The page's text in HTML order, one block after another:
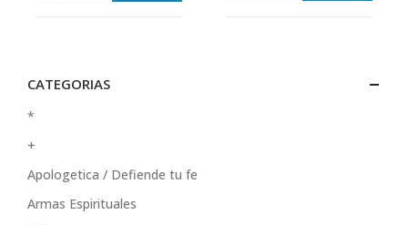
CATEGORIAS
*
+
Apologetica / Defiende tu fe
Armas Espirituales